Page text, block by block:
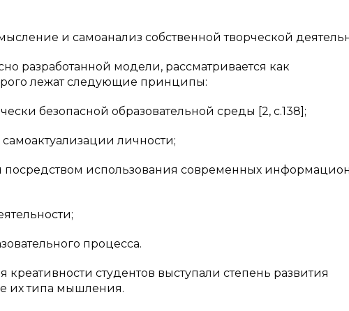
и самоанализ собственной творческой
разработанной модели, рассматривается как
лежат следующие принципы:
безопасной образовательной среды [2, с.138];
личности;
использования современных
процесса.
студентов выступали степень развития
их типа мышления.